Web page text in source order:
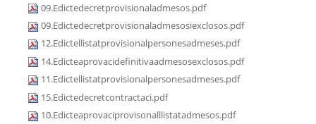
09.Edictedecretprovisionaladmesos.pdf
09.Edictedecretprovisionaladmesosiexclosos.pdf
12.Edictellistatprovisionalpersonesadmeses.pdf
14.Edicteaprovacidefinitivaadmesosexclosos.pdf
11.Edictellistatprovisionalpersonesadmeses.pdf
15.Edictedecretcontractaci.pdf
10.Edicteaprovaciprovisonalllistatadmesos.pdf